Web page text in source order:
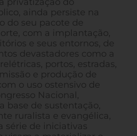
ainda persiste na
do seu pacote de
com a implantação,
e seus entornos, de
devastadores como a
portos, estradas,
e produção de
o uso ostensivo de
Nacional,
base de sustentação,
ruralista e evangélica,
série de iniciativas